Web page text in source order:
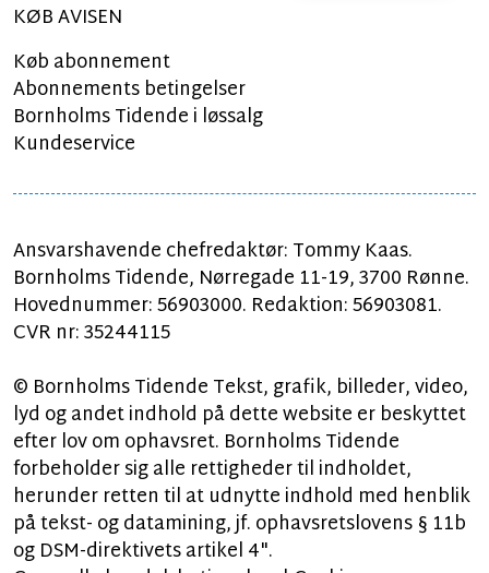
KØB AVISEN
Køb abonnement
Abonnements betingelser
Bornholms Tidende i løssalg
Kundeservice
Ansvarshavende chefredaktør: Tommy Kaas.
Bornholms Tidende, Nørregade 11-19, 3700 Rønne.
Hovednummer: 56903000. Redaktion: 56903081.
CVR nr: 35244115
© Bornholms Tidende Tekst, grafik, billeder, video,
lyd og andet indhold på dette website er beskyttet
efter lov om ophavsret. Bornholms Tidende
forbeholder sig alle rettigheder til indholdet,
herunder retten til at udnytte indhold med henblik
på tekst- og datamining, jf. ophavsretslovens § 11b
og DSM-direktivets artikel 4".